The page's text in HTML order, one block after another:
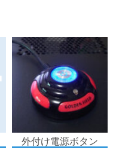
外付け電源ボタン